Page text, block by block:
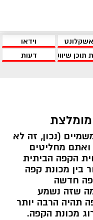
אשקלונט
וידאו
תוכן שיווקי
דעות
(נכון, זה לא
ואתם מחליטים
הקפה הביתית
בין מכונת קפה
חדשה
שזה נשמע
תהיה הרבה יותר
מכונת הקפה.